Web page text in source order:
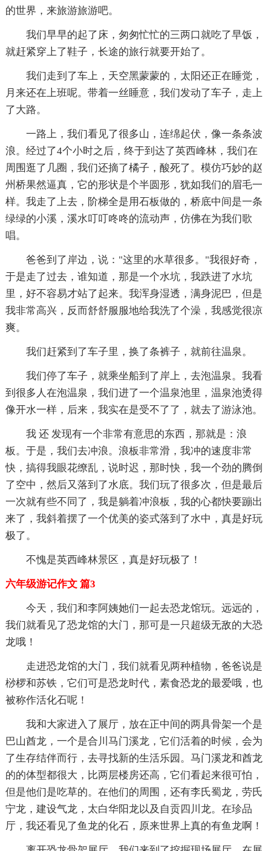
的世界，来旅游旅游吧。
我们早早的起了床，匆匆忙忙的三两口就吃了早饭，
就赶紧穿上了鞋子，长途的旅行就要开始了。
我们走到了车上，天空黑蒙蒙的，太阳还正在睡觉，
月来还在上班呢。带着一丝睡意，我们发动了车子，走上
了大路。
一路上，我们看见了很多山，连绵起伏，像一条条波
浪。经过了4个小时之后，终于到达了英西峰林，我们在
周围逛了几圈，我们还摘了橘子，酸死了。模仿巧妙的赵
州桥果然逼真，它的形状是个半圆形，犹如我们的眉毛一
样。我走了上去，阶梯全是用石板做的，桥底中间是一条
绿绿的小溪，溪水叮叮咚咚的流动声，仿佛在为我们歌
唱。
爸爸到了岸边，说："这里的水草很多。"我很好奇，
于是走了过去，谁知道，那是一个水坑，我跌进了水坑
里，好不容易才站了起来。我浑身湿透，满身泥巴，但是
我非常高兴，反而舒舒服服地给我洗了个澡，我感觉很凉
爽。
我们赶紧到了车子里，换了条裤子，就前往温泉。
我们停了车子，就乘坐船到了岸上，去泡温泉。我看
到很多人在泡温泉，我们进了一个温泉池里，温泉池烫得
像开水一样，后来，我实在是受不了了，就去了游泳池。
我 还 发现有一个非常有意思的东西，那就是：浪
板。于是，我们去冲浪。浪板非常滑，我冲的速度非常
快，搞得我眼花缭乱，说时迟，那时快，我一个劲的腾倒
了空中，然后又落到了水底。我们玩了很多次，但是最后
一次就有些不同了，我是躺着冲浪板，我的心都快要蹦出
来了，我斜着摆了一个优美的姿式落到了水中，真是好玩
极了。
不愧是英西峰林景区，真是好玩极了！
六年级游记作文 篇3
今天，我们和李阿姨她们一起去恐龙馆玩。远远的，
我们就看见了恐龙馆的大门，那可是一只超级无敌的大恐
龙哦！
走进恐龙馆的大门，我们就看见两种植物，爸爸说是
桫椤和苏铁，它们可是恐龙时代，素食恐龙的最爱哦，也
被称作活化石呢！
我和大家进入了展厅，放在正中间的两具骨架一个是
巴山酋龙，一个是合川马门溪龙，它们活着的时候，会为
了生存结伴而行，去寻找新的生活乐园。马门溪龙和酋龙
的的体型都很大，比两层楼房还高，它们看起来很可怕，
但是他们是吃草的。在他们的周围，还有李氏蜀龙，劳氏
宁龙，建设气龙，太白华阳龙以及自贡四川龙。在珍品
厅，我还看见了鱼龙的化石，原来世界上真的有鱼龙啊！